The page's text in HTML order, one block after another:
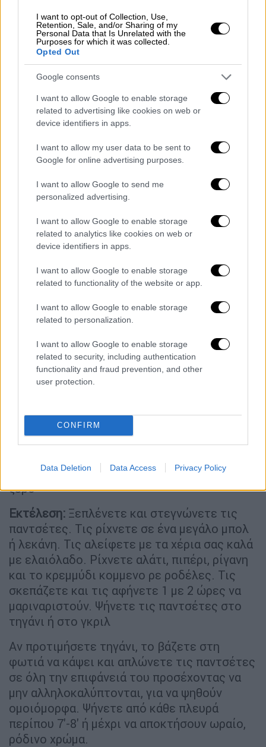
I want to opt-out of Collection, Use,
Retention, Sale, and/or Sharing of my
Personal Data that Is Unrelated with the
Purposes for which it was collected.
Opted Out
Google consents
I want to allow Google to enable storage
related to advertising like cookies on web or
device identifiers in apps.
I want to allow my user data to be sent to
Google for online advertising purposes.
I want to allow Google to send me
personalized advertising.
I want to allow Google to enable storage
related to analytics like cookies on web or
device identifiers in apps.
I want to allow Google to enable storage
related to functionality of the website or app.
I want to allow Google to enable storage
related to personalization.
I want to allow Google to enable storage
related to security, including authentication
functionality and fraud prevention, and other
user protection.
CONFIRM
Data Deletion Data Access Privacy Policy
μαρινάτα2/3 φλιτζανιού ελαιόλαδο, 1
κουτάκι μπίρα, το ξύσμα 1 λεμονιού, ½
κουταλιά της σούπας ρίγανη, 1/2 κουταλιά
της σούπας δενδρολίβανο, 1/2 μαύρο πιπέρι,
2 σκελίδες λιωμένο σκόρδο
Εκτέλεση: 1.Κόβετε -ή ζητάτε απ' το χασάπη
να σας το έχει ήδη κόψει- το κρέας σε
σκεύος τα υλικά της μαρινάτας και τα
ανακατεύετε καλά. Τοποθετείτε μέσα τα
κομμάτια του κρέατος. Σκεπάζετε και
αφήνετε τουλάχιστον 2 ώρες να
γυρνώντας το 2-3 φορές. 2. Περνάτε τα
κομμάτια κρέατος σε καλαμάκια ξύλινα ή
κάρβουνα ή στο γκριλ για 17΄- 20΄(ανάλογα με
το μέγεθος των κομματιών) γυρίζοντάς τα
συχνά και αλείφοντάς τα κατά τη διάρκεια
του ψησίματος με τη μαρινάτα (με τη
βοήθεια ενός πινέλου). Αλατοπιπερώνετε
προς το τέλος. Σερβίρετε τα σουβλάκια με
τραγανές πατάτες και σαλάτα.
> Περισσότερες συνταγές για σουβλάκια
Συνταγή για παντσέτες ριγανάτες
ελαιόλαδο, ρίγανη, αλάτι, πιπέρι, 1 κρεμμύδι
ξερό
Εκτέλεση: Ξεπλένετε και στεγνώνετε τις
παντσέτες. Τις ρίχνετε σε ένα μεγάλο μπολ
ή λεκάνη. Τις αλείφετε με τα χέρια σας καλά
με ελαιόλαδο. Ρίχνετε αλάτι, πιπέρι, ρίγανη
και το κρεμμύδι κομμενο ρε ροδέλες. Τις
σκεπάζετε και τις αφήνετε 1 με 2 ώρες να
μαριναριστούν. Ψήνετε τις παντσέτες στο
τηγάνι ή στο γκριλ
Αν προτιμήσετε τηγάνι, το βάζετε στη
φωτιά να κάψει και απλώνετε τις παντσέτες
σε όλη την επιφάνειά του προσέχοντας να
μην αλληλοκαλύπτονται, για να ψηθούν
ομοιόμορφα. Ψήνετε από κάθε πλευρά
περίπου 7'-8' ή μέχρι να αποκτήσουν ωραίο,
ρόδινο χρώμα.